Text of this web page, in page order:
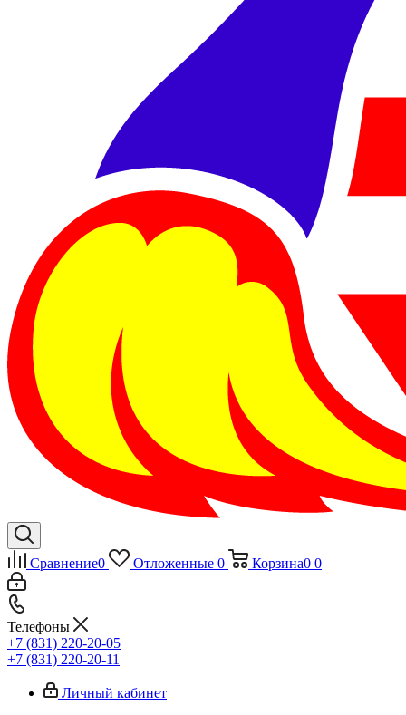
Сравнение0 Отложенные 0 Корзина0 0
Телефоны
+7 (831) 220-20-05
+7 (831) 220-20-11
Личный кабинет